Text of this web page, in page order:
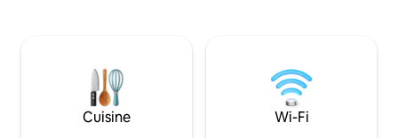
chaleureux est parfait pour les couples
qui aiment s'amuser, les aventuriers en
solo, les voyageurs d'affaires et les
amateurs de soirées jeux. Accès facile
que Superhôte.
sont des
gens merveilleux
heureux
Cuisine Wi-Fi